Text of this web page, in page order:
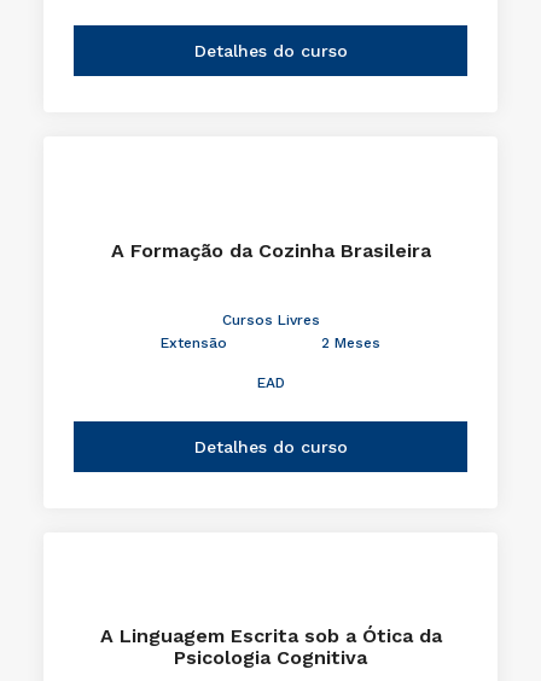
Detalhes do curso
A Formação da Cozinha Brasileira
Cursos Livres
Extensão
2 Meses
EAD
Detalhes do curso
A Linguagem Escrita sob a Ótica da
Psicologia Cognitiva